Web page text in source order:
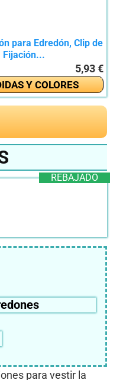
para Edredón, Clip de
Fijación...
5,93 €
Y COLORES
REBAJADO
para vestir la